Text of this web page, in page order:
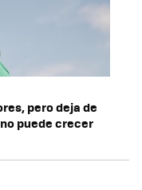
pero deja de
puede crecer